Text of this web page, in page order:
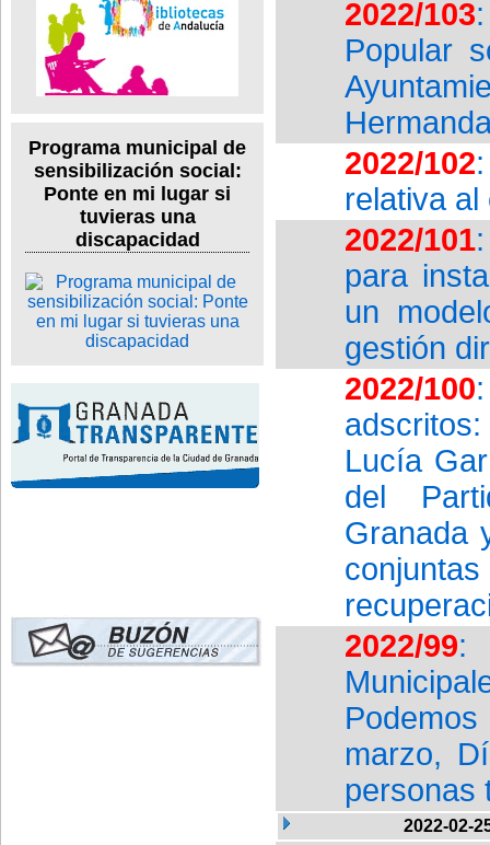
Programa municipal de
sensibilización social:
Ponte en mi lugar si
tuvieras una
discapacidad
2022/103
Popular
2022/102
relativa
2022/101
para
un
gestión
2022/100
Lucía
del
Granada
2022/99:
marzo,
personas
2022-02-